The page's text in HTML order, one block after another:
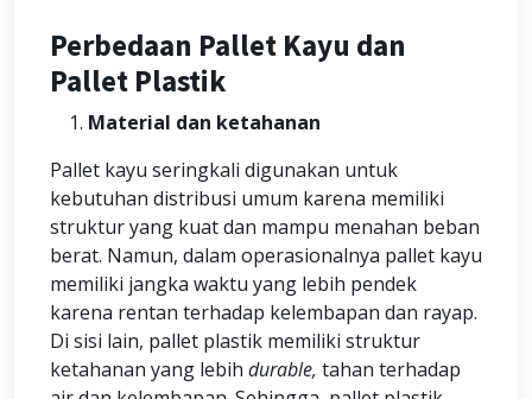
Perbedaan Pallet Kayu dan
Pallet Plastik
Material dan ketahanan
Pallet kayu seringkali digunakan untuk
kebutuhan distribusi umum karena memiliki
struktur yang kuat dan mampu menahan beban
berat. Namun, dalam operasionalnya pallet kayu
memiliki jangka waktu yang lebih pendek
karena rentan terhadap kelembapan dan rayap.
Di sisi lain, pallet plastik memiliki struktur
ketahanan yang lebih durable, tahan terhadap